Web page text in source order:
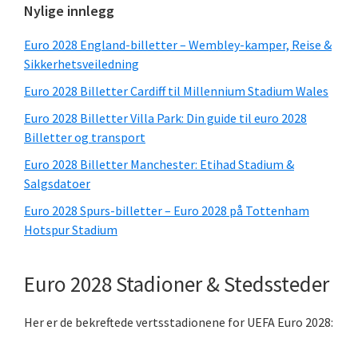
Primær
sidefelt
Nylige innlegg
Euro 2028 England-billetter – Wembley-kamper, Reise &
Sikkerhetsveiledning
Euro 2028 Billetter Cardiff til Millennium Stadium Wales
Euro 2028 Billetter Villa Park: Din guide til euro 2028
Billetter og transport
Euro 2028 Billetter Manchester: Etihad Stadium &
Salgsdatoer
Euro 2028 Spurs-billetter – Euro 2028 på Tottenham
Hotspur Stadium
Euro 2028 Stadioner & Stedssteder
Her er de bekreftede vertsstadionene for UEFA Euro 2028: